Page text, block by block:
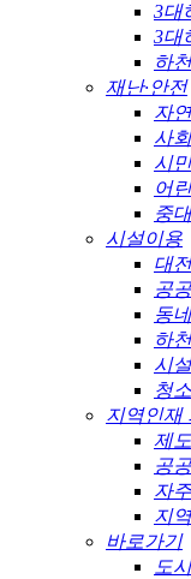
3대
3대
하
재난·안전
자
사
시
어
중
시설이용
대
공
동
하
시
청
지역인재
제
공
자
지
바로가기
도